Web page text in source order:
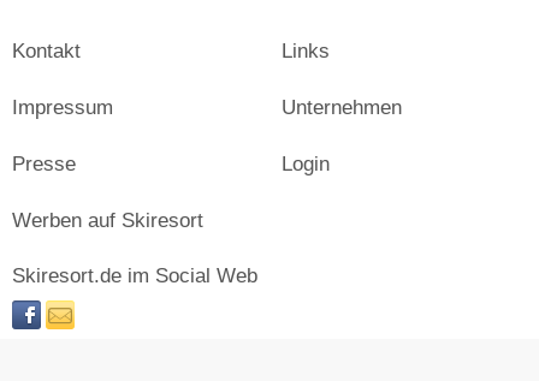
Kontakt
Impressum
Presse
Links
Unternehmen
Login
Werben auf Skiresort
Skiresort.de im Social Web
facebooknewsletter